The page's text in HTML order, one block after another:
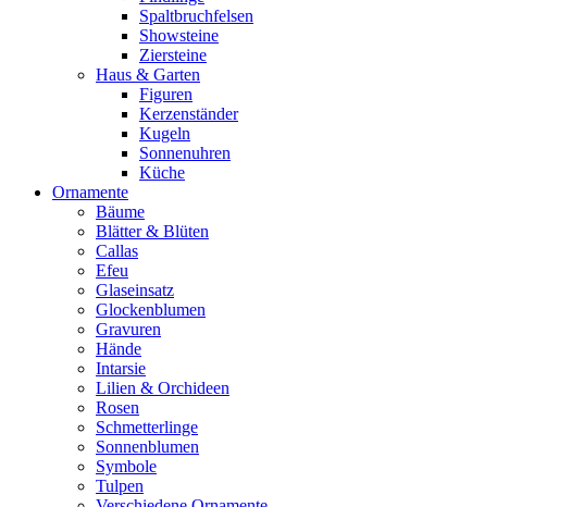
Spaltbruchfelsen
Showsteine
Ziersteine
Haus & Garten
Figuren
Kerzenständer
Kugeln
Sonnenuhren
Küche
Ornamente
Bäume
Blätter & Blüten
Callas
Efeu
Glaseinsatz
Glockenblumen
Gravuren
Hände
Intarsie
Lilien & Orchideen
Rosen
Schmetterlinge
Sonnenblumen
Symbole
Tulpen